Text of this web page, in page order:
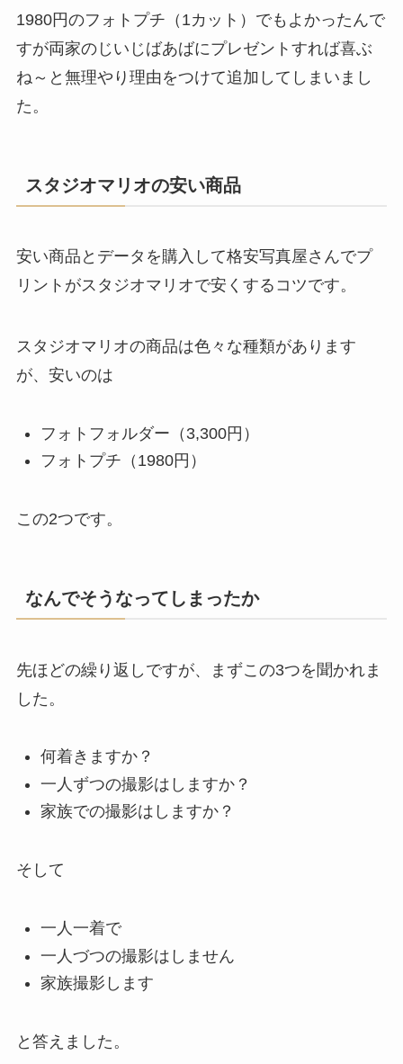
1980円のフォトプチ（1カット）でもよかったんで
すが両家のじいじばあばにプレゼントすれば喜ぶ
ね～と無理やり理由をつけて追加してしまいまし
た。
スタジオマリオの安い商品
安い商品とデータを購入して格安写真屋さんでプ
リントがスタジオマリオで安くするコツです。
スタジオマリオの商品は色々な種類があります
が、安いのは
フォトフォルダー（3,300円）
フォトプチ（1980円）
この2つです。
なんでそうなってしまったか
先ほどの繰り返しですが、まずこの3つを聞かれま
した。
何着きますか？
一人ずつの撮影はしますか？
家族での撮影はしますか？
そして
一人一着で
一人づつの撮影はしません
家族撮影します
と答えました。